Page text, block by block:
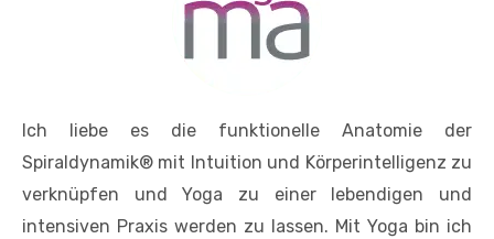
Ich liebe es die funktionelle Anatomie der
Spiraldynamik® mit Intuition und Körperintelligenz zu
verknüpfen und Yoga zu einer lebendigen und
intensiven Praxis werden zu lassen. Mit Yoga bin ich